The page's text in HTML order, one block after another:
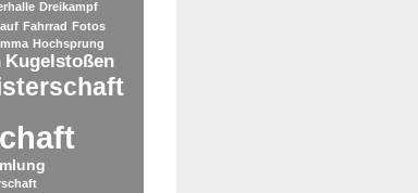
Dreikampf
Fahrrad Fotos
Hochsprung
Kugelstoßen